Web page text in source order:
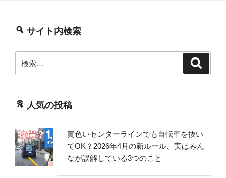
サイト内検索
索:
人気の投稿
黄色いセンターラインでも自転車を抜い
てOK？2026年4月の新ルール、実はみん
なが誤解している3つのこと